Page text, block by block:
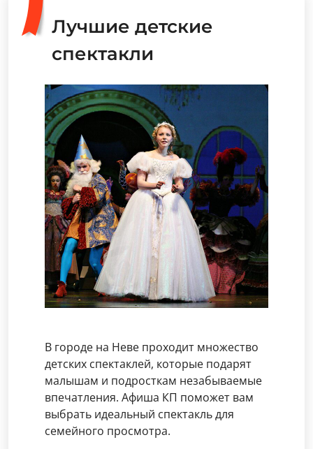
Лучшие детские
спектакли
В городе на Неве проходит множество
детских спектаклей, которые подарят
малышам и подросткам незабываемые
впечатления. Афиша КП поможет вам
выбрать идеальный спектакль для
семейного просмотра.